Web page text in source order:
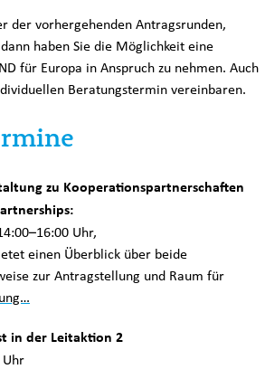
der vorhergehenden Antragsrunden,
haben Sie die Möglichkeit eine
für Europa in Anspruch zu nehmen. Auch
Beratungstermin vereinbaren.
zu Kooperationspartnerschaften
Uhr,
einen Überblick über beide
zur Antragstellung und Raum für
in der Leitaktion 2